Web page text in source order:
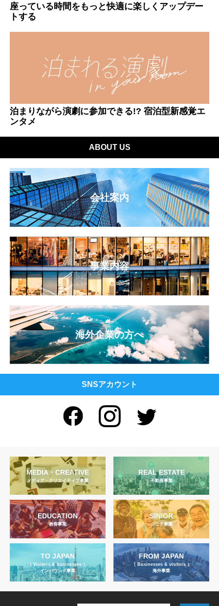
座っている時間をもっと快適に楽しくアップデー
トする
泊まりながら演劇に参加できる!? 宿泊型新感覚エ
ンタメ
ABOUT US
会社案内
事業内容
海外企業の方へ
SNSアカウント
MEDIA・CREATIVE
メディア・クリエイティブ事業
REAL ESTATE
不動産事業
EDUCATION
教育事業
SINIOR
シニア事業
TO JAPAN
（ Visitors & businesses ）
インバウンド事業
FROM JAPAN
（ Businesses & visitors ）
海外事業